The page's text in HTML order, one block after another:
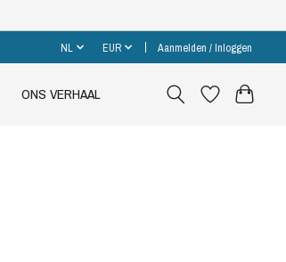
NL EUR Aanmelden / Inloggen
ONS VERHAAL